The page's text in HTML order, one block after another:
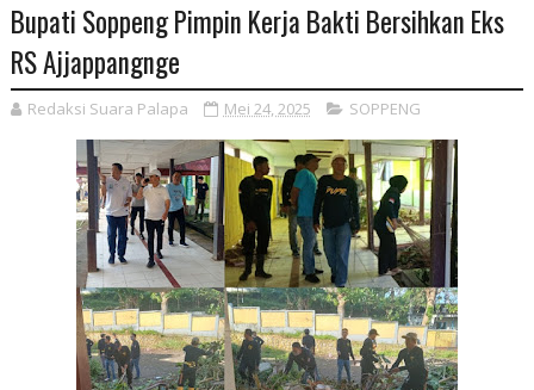
Bupati Soppeng Pimpin Kerja Bakti Bersihkan Eks
RS Ajjappangnge
Redaksi Suara Palapa Mei 24, 2025 SOPPENG